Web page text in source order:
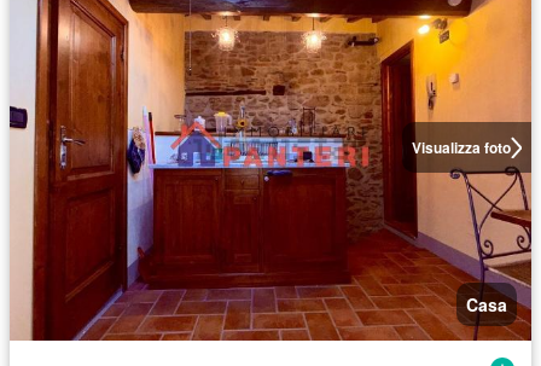
Visualizza foto
Casa